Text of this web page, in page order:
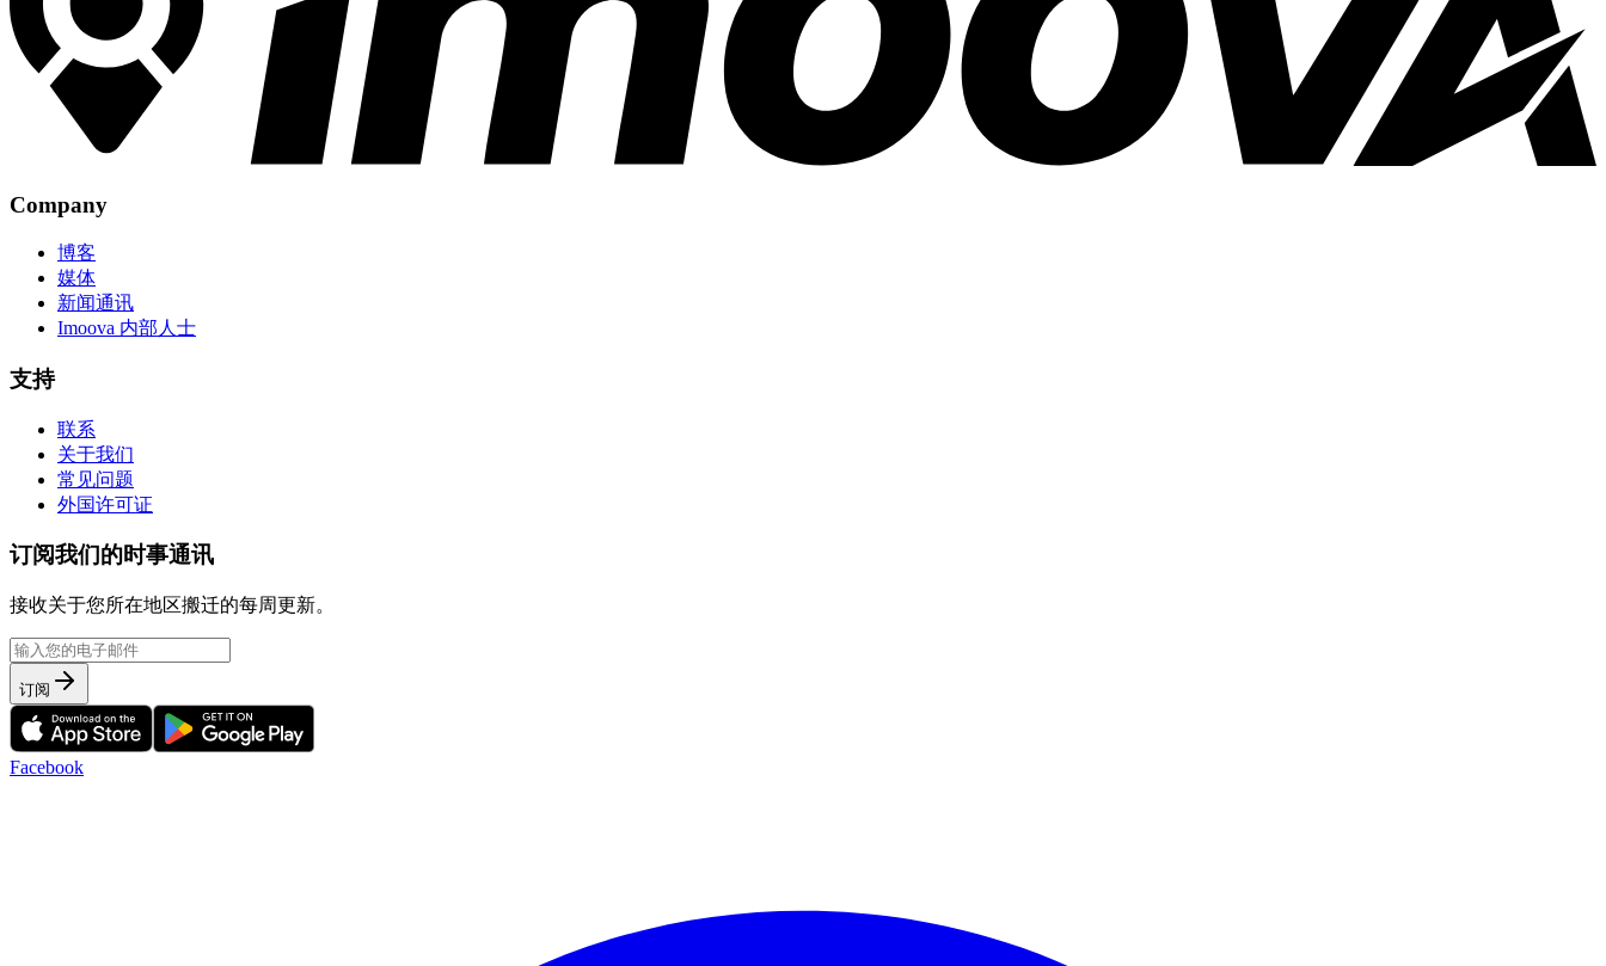
Company
博客
媒体
新闻通讯
Imoova 内部人士
支持
联系
关于我们
常见问题
外国许可证
订阅我们的时事通讯
接收关于您所在地区搬迁的每周更新。
订阅
Facebook